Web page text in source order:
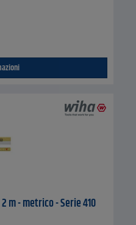
m - metrico - Serie 410